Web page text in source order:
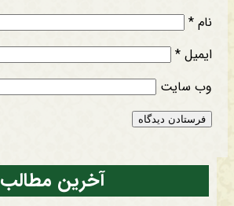
نام *
ایمیل *
وب‌ سایت
آخرین مطالب